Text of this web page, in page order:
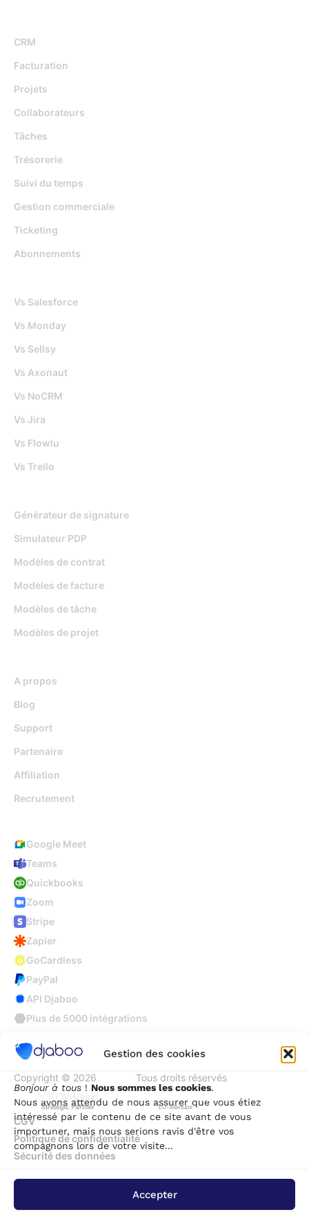
Gestion des cookies
Bonjour à tous ! Nous sommes les cookies.
Nous avons attendu de nous assurer que vous étiez
intéressé par le contenu de ce site avant de vous
importuner, mais nous serions ravis d'être vos
compagnons lors de votre visite...
Accepter
CRM
Facturation
Projets
Collaborateurs
Tâches
Trésorerie
Suivi du temps
Gestion commerciale
Ticketing
Abonnements
Vs Salesforce
Vs Monday
Vs Sellsy
Vs Axonaut
Vs NoCRM
Vs Jira
Vs Flowlu
Vs Trello
Générateur de signature
Simulateur PDP
Modèles de contrat
Modèles de facture
Modèles de tâche
Modèles de projet
A propos
Blog
Support
Partenaire
Affiliation
Recrutement
Google Meet
Teams
Quickbooks
Zoom
Stripe
Zapier
GoCardless
PayPal
API Djaboo
Plus de 5000 intégrations
Copyright © 2026 Tous droits réservés
CGV
Politique de confidentialité
Sécurité des données